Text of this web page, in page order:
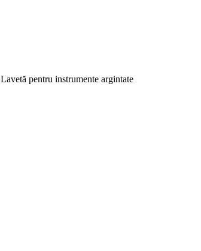
Lavetă pentru instrumente argintate